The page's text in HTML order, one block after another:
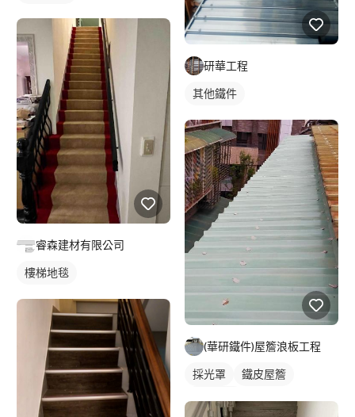
睿森建材有限公司
樓梯地毯
研華工程
其他鐵件
(華研鐵件)屋簷浪板工程
採光罩
鐵皮屋簷